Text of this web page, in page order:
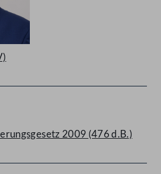
2009 (476 d.B.)